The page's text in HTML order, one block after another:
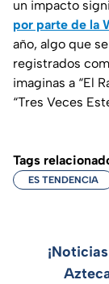
un impacto
por parte de la
año, algo que
registrados
imaginas a “El
“Tres Veces
Tags
ES TENDENCIA